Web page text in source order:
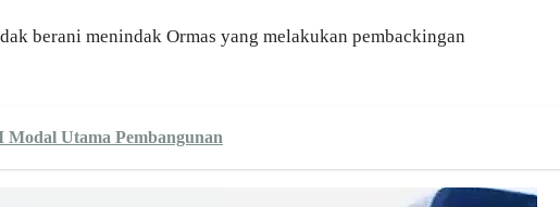
berani menindak Ormas yang melakukan pembackingan
Modal Utama Pembangunan